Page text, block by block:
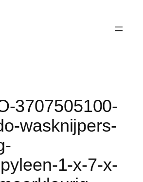
3707505100-
wasknijpers-
1-x-7-x-